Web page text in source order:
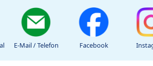
E-Mail / Telefon Facebook